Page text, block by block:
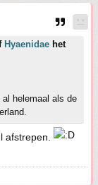
Hyaenidae het
helemaal als de
afstrepen.